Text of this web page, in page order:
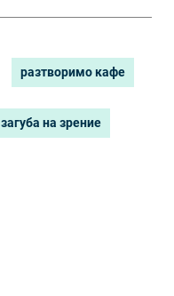
разтворимо кафе
загуба на зрение